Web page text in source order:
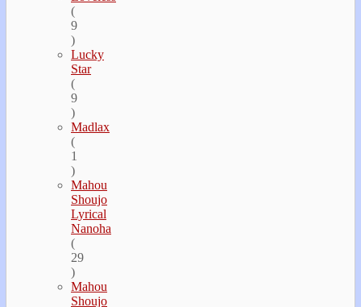
(
9
)
Lucky
Star
(
9
)
Madlax
(
1
)
Mahou
Shoujo
Lyrical
Nanoha
(
29
)
Mahou
Shoujo